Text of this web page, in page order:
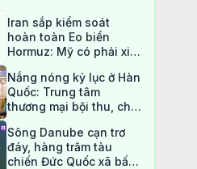
Iran sắp kiểm soát
hoàn toàn Eo biển
Hormuz: Mỹ có phải xin
Nắng nóng kỷ lục ở Hàn
Quốc: Trung tâm
thương mại bội thu, chợ
Sông Danube cạn trơ
đáy, hàng trăm tàu
chiến Đức Quốc xã bất